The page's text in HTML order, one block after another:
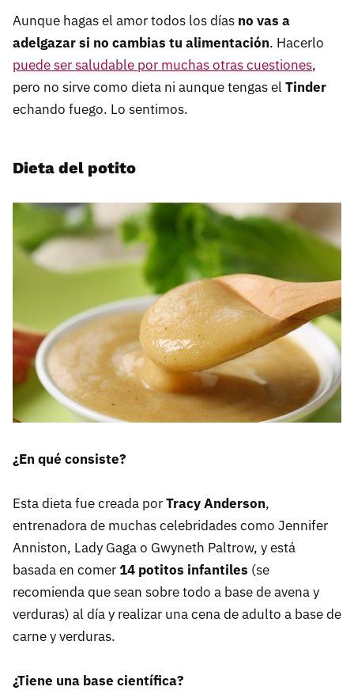
Aunque hagas el amor todos los días no vas a
adelgazar si no cambias tu alimentación. Hacerlo
puede ser saludable por muchas otras cuestiones,
pero no sirve como dieta ni aunque tengas el Tinder
echando fuego. Lo sentimos.
Dieta del potito
¿En qué consiste?
Esta dieta fue creada porTracy Anderson,
entrenadora de muchas celebridades como Jennifer
Anniston, Lady Gaga o Gwyneth Paltrow, y está
basada en comer14 potitos infantiles (se
recomienda que sean sobre todo a base de avena y
verduras) al día y realizar una cena de adulto a base de
carne y verduras.
¿Tiene una base científica?